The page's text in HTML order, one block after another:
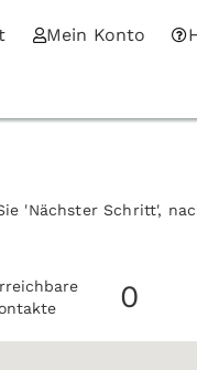
Mein Konto
'Nächster Schritt',
0